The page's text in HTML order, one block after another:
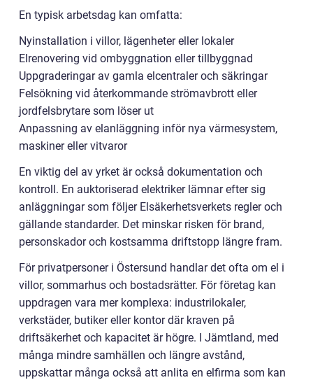
En typisk arbetsdag kan omfatta:
Nyinstallation i villor, lägenheter eller lokaler
Elrenovering vid ombyggnation eller tillbyggnad
Uppgraderingar av gamla elcentraler och säkringar
Felsökning vid återkommande strömavbrott eller
jordfelsbrytare som löser ut
Anpassning av elanläggning inför nya värmesystem,
maskiner eller vitvaror
En viktig del av yrket är också dokumentation och
kontroll. En auktoriserad elektriker lämnar efter sig
anläggningar som följer Elsäkerhetsverkets regler och
gällande standarder. Det minskar risken för brand,
personskador och kostsamma driftstopp längre fram.
För privatpersoner i Östersund handlar det ofta om el i
villor, sommarhus och bostadsrätter. För företag kan
uppdragen vara mer komplexa: industrilokaler,
verkstäder, butiker eller kontor där kraven på
driftsäkerhet och kapacitet är högre. I Jämtland, med
många mindre samhällen och längre avstånd,
uppskattar många också att anlita en elfirma som kan